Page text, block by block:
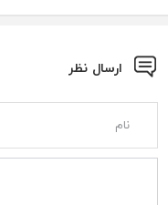
ارسال نظر